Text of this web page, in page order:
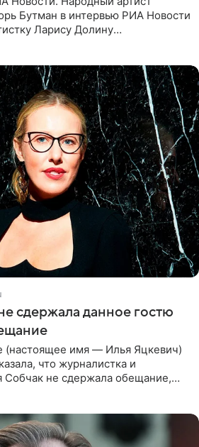
Бутман в интервью РИА Новости
Ларису Долину
сдержала данное гостю
(настоящее имя — Илья Яцкевич)
что журналистка и
Собчак не сдержала обещание,